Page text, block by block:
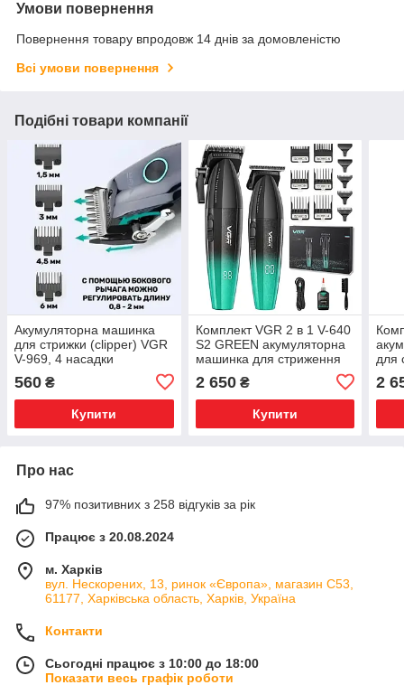
Умови повернення
Повернення товару впродовж 14 днів за домовленістю
Всі умови повернення
Подібні товари компанії
Акумуляторна машинка
для стрижки (clipper) VGR
V-969, 4 насадки
560 ₴
Купити
Комплект VGR 2 в 1 V-640
S2 GREEN акумуляторна
машинка для стриження
2 650₴
Купити
для
2
Про нас
97% позитивних з 258 відгуків за рік
Працює з 20.08.2024
м. Харків
вул. Нескорених, 13, ринок «Європа», магазин С53,
61177, Харківська область, Харків, Україна
Контакти
Сьогодні працює з 10:00 до 18:00
Показати весь графік роботи